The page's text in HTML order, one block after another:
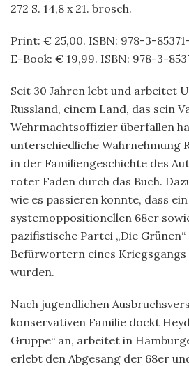
272 S. 14,8 x 21. brosch.
Print: € 25,00. ISBN: 978-3-
E-Book: € 19,99. ISBN: 978-3-
Seit 30 Jahren lebt und arbeitet
Russland, einem Land, das sein
Wehrmachtsoffizier überfallen
unterschiedliche Wahrnehmung
in der Familiengeschichte des
roter Faden durch das Buch.
wie es passieren konnte, dass
systemoppositionellen 68er
pazifistische Partei „Die
Befürwortern eines Kriegsgangs
wurden.
Nach jugendlichen
konservativen Familie dockt
Gruppe“ an, arbeitet in
erlebt den Abgesang der 68er